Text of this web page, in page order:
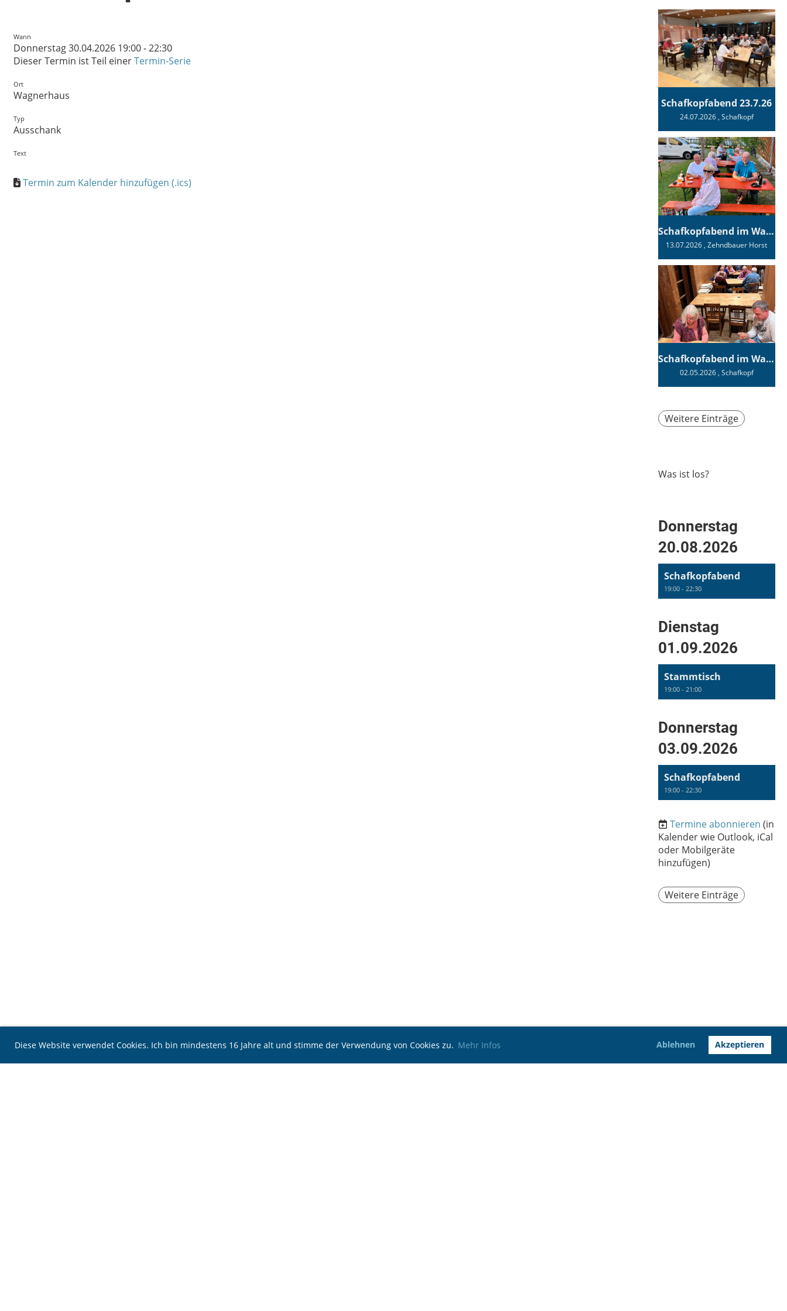
Diese Website verwendet Cookies. Ich bin mindestens 16 Jahre alt und stimme der Verwendung von Cookies zu. Mehr Infos Ablehnen Akzeptieren
Wann
Donnerstag 30.04.2026 19:00 - 22:30
Dieser Termin ist Teil einerTermin-Serie
Ort
Wagnerhaus
Typ
Ausschank
Text
Termin zum Kalender hinzufügen (.ics)
Schafkopfabend 23.7.26
24.07.2026, Schafkopf
Schafkopfabend im Wagnerhaus
13.07.2026 , Zehndbauer Horst
Schafkopfabend im Wagnerhaus
02.05.2026, Schafkopf
Weitere Einträge
Was ist los?
Donnerstag
20.08.2026
Schafkopfabend
19:00 - 22:30
Dienstag
01.09.2026
Stammtisch
19:00 - 21:00
Donnerstag
03.09.2026
Schafkopfabend
19:00 - 22:30
Termine abonnieren (in
Kalender wie Outlook, iCal
oder Mobilgeräte
hinzufügen)
Weitere Einträge